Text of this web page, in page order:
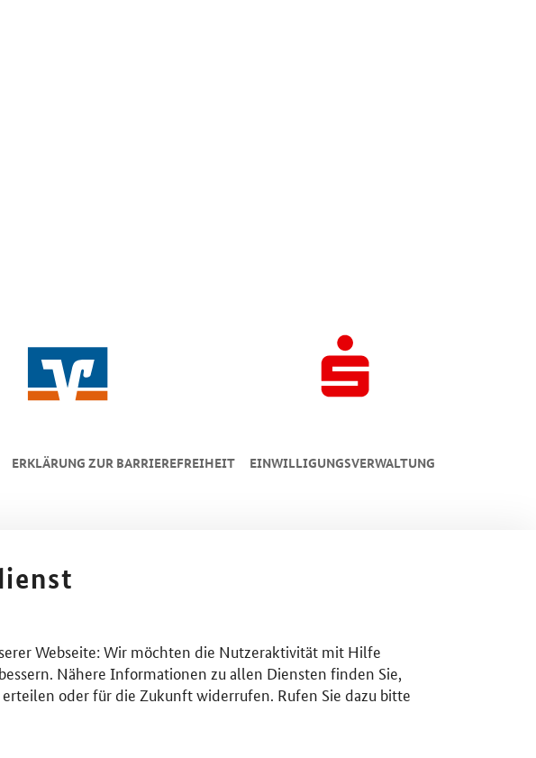
ERKLÄRUNG ZUR BARRIEREFREIHEIT EINWILLIGUNGSVERWALTUNG
Webseite: Wir möchten die Nutzeraktivität mit Hilfe
Nähere Informationen zu allen Diensten finden Sie,
oder für die Zukunft widerrufen. Rufen Sie dazu bitte